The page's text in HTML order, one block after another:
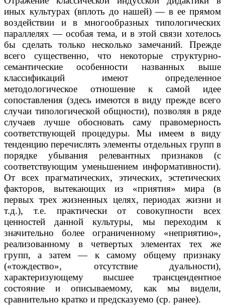
иных культурах (вплоть до нашей) — в ее прямом
воздействии и в многообразных типологических
параллелях — особая тема, и в этой связи хотелось
бы сделать только несколько замечаний. Прежде
всего существенно, что некоторые структурно-
семантические особенности названных выше
классификаций имеют определенное
методологическое отношение к самой идее
сопоставления (здесь имеются в виду прежде всего
случаи типологической общности), позволяя в ряде
случаев лучше обосновать саму правомерность
соответствующей процедуры. Мы имеем в виду
тенденцию перечислять элементы отдельных групп в
порядке убывания релевантных признаков (с
соответствующим уменьшением информативности).
От всех прагматических, этических, эстетических
факторов, вытекающих из «приятия» мира (в
первых трех жизненных целях, периодах жизни и
т.д.), т.е. практически от совокупности всех
ценностей данной культуры, мы переходим к
значительно более ограниченному «неприятию»,
реализованному в четвертых элементах тех же
групп, а затем — к самому общему признаку
(«тождество», отсутствие дуальности),
характеризующему высшее трансцендентное
состояние и описываемому, как мы видели,
сравнительно кратко и предсказуемо (ср. ранее).